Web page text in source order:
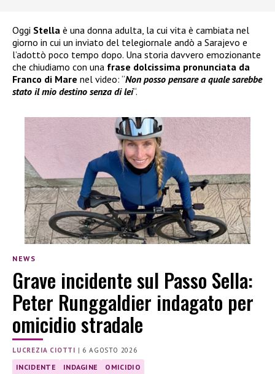
Oggi Stella è una donna adulta, la cui vita è cambiata nel
giorno in cui un inviato del telegiornale andò a Sarajevo e
l’adottò poco tempo dopo. Una storia davvero emozionante
che chiudiamo con una frase dolcissima pronunciata da
Franco di Mare nel video: “Non posso pensare a quale sarebbe
stato il mio destino senza di lei“.
NEWS
Grave incidente sul Passo Sella:
Peter Runggaldier indagato per
omicidio stradale
LUCREZIA CIOTTI | 6 AGOSTO 2026
INCIDENTE INDAGINE OMICIDIO